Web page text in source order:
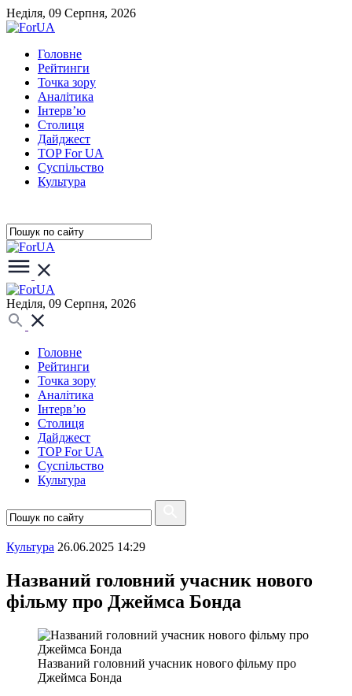
Неділя, 09 Серпня, 2026
Головне
Рейтинги
Точка зору
Аналітика
Інтерв’ю
Столиця
Дайджест
TOP For UA
Суспiльство
Культура
Неділя, 09 Серпня, 2026
Головне
Рейтинги
Точка зору
Аналітика
Інтерв’ю
Столиця
Дайджест
TOP For UA
Суспiльство
Культура
Культура 26.06.2025 14:29
Названий головний учасник нового
фільму про Джеймса Бонда
Названий головний учасник нового фільму про
Джеймса Бонда